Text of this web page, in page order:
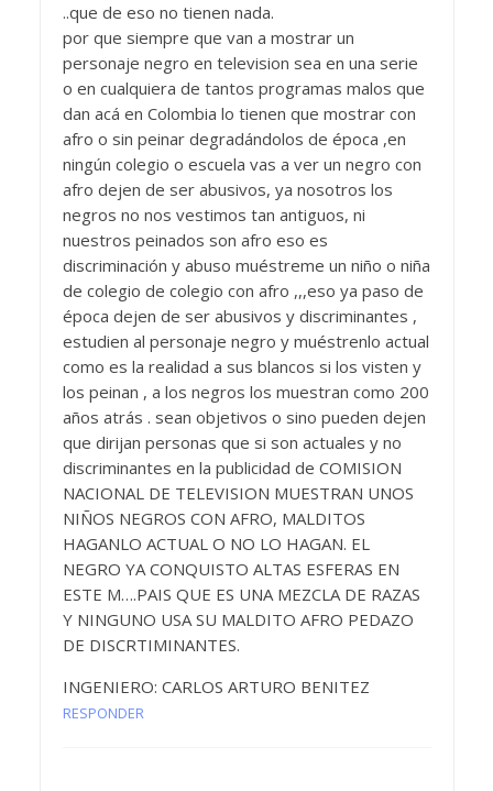
..que de eso no tienen nada.
por que siempre que van a mostrar un
personaje negro en television sea en una serie
o en cualquiera de tantos programas malos que
dan acá en Colombia lo tienen que mostrar con
afro o sin peinar degradándolos de época ,en
ningún colegio o escuela vas a ver un negro con
afro dejen de ser abusivos, ya nosotros los
negros no nos vestimos tan antiguos, ni
nuestros peinados son afro eso es
discriminación y abuso muéstreme un niño o niña
de colegio de colegio con afro ,,,eso ya paso de
época dejen de ser abusivos y discriminantes ,
estudien al personaje negro y muéstrenlo actual
como es la realidad a sus blancos si los visten y
los peinan , a los negros los muestran como 200
años atrás . sean objetivos o sino pueden dejen
que dirijan personas que si son actuales y no
discriminantes en la publicidad de COMISION
NACIONAL DE TELEVISION MUESTRAN UNOS
NIÑOS NEGROS CON AFRO, MALDITOS
HAGANLO ACTUAL O NO LO HAGAN. EL
NEGRO YA CONQUISTO ALTAS ESFERAS EN
ESTE M….PAIS QUE ES UNA MEZCLA DE RAZAS
Y NINGUNO USA SU MALDITO AFRO PEDAZO
DE DISCRTIMINANTES.
INGENIERO: CARLOS ARTURO BENITEZ
RESPONDER